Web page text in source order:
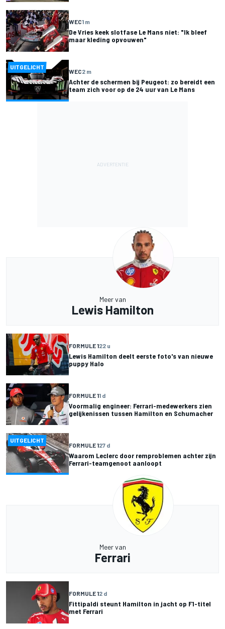
WEC1 m
De Vries keek slotfase Le Mans niet: "Ik bleef
maar kleding opvouwen"
UITGELICHT
WEC2 m
Achter de schermen bij Peugeot: zo bereidt een
team zich voor op de 24 uur van Le Mans
Meer van
Lewis Hamilton
FORMULE 122 u
Lewis Hamilton deelt eerste foto's van nieuwe
puppy Halo
FORMULE 11 d
Voormalig engineer: Ferrari-medewerkers zien
gelijkenissen tussen Hamilton en Schumacher
UITGELICHT
FORMULE 127 d
Waarom Leclerc door remproblemen achter zijn
Ferrari-teamgenoot aanloopt
Meer van
Ferrari
FORMULE 12 d
Fittipaldi steunt Hamilton in jacht op F1-titel
met Ferrari